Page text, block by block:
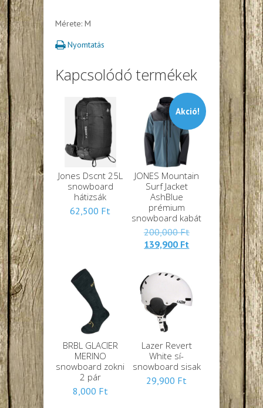
Mérete: M
Nyomtatás
Kapcsolódó termékek
Jones Dscnt 25L
snowboard
hátizsák
62,500 Ft
Akció!
JONES Mountain
Surf Jacket
AshBlue
prémium
snowboard kabát
200,000FtEredeti
200,000 Ft.
139,900 Ft Jelenlegi
139,900 Ft.
BRBL GLACIER
MERINO
snowboard zokni
2 pár
8,000 Ft
Lazer Revert
White sí-
snowboard sisak
29,900 Ft